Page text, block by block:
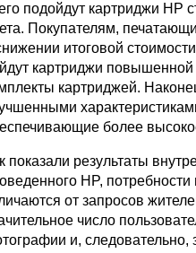
подойдут картриджи HP
Покупателям,
итоговой
картриджи
картриджей.
более
показали результаты
HP,
от запросов
число
и, следовательно,